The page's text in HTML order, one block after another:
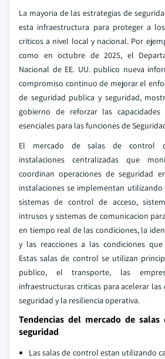
La mayoria de las estrategias de
esta infraestructura para proteger a
criticos a nivel local y nacional. Por
como en octubre de 2025, el
Nacional de EE. UU. publico nueva
compromiso continuo de mejorar el
de seguridad publica y seguridad,
gobierno de reforzar las
esenciales para las funciones de
El mercado de salas de control
instalaciones centralizadas que
coordinan operaciones de seguridad
instalaciones se implementan utilizando
sistemas de control de acceso,
intrusos y sistemas de comunicacion
en tiempo real de las condiciones, la
y las reacciones a las condiciones que
Estas salas de control se utilizan
publico, el transporte, las
infraestructuras criticas para acelerar las
seguridad y la resiliencia operativa.
Tendencias del mercado de
seguridad
Las salas de control estan utilizando